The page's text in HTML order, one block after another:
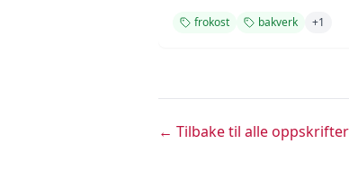
frokost bakverk +1
← Tilbake til alle oppskrifter